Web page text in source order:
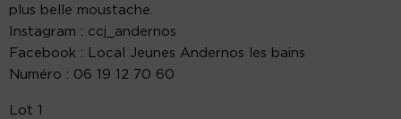
plus belle moustache.
Instagram : ccj_andernos
Facebook : Local Jeunes Andernos les bains
Numéro : 06 19 12 70 60
Lot 1